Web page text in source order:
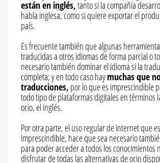
están en inglés,tanto si la compañía
habla inglesa, como si quiere exportar el
país.
Es frecuente también que algunas
traducidas a otros idiomas de forma parcial o
necesario también dominar el idioma si la
completa; y en todo caso haymuchas que
traducciones, por lo que es imprescindible
todo tipo de plataformas digitales en términos
ocio, el inglés.
Por otra parte, el uso regular de internet que
imprescindible, hace que sea necesario
para poder acceder a todos los conocimientos
disfrutar de todas las alternativas de ocio